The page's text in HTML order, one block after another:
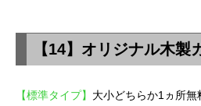
【14】オリジナル木製
【標準タイプ】 大小どちらか1ヵ所